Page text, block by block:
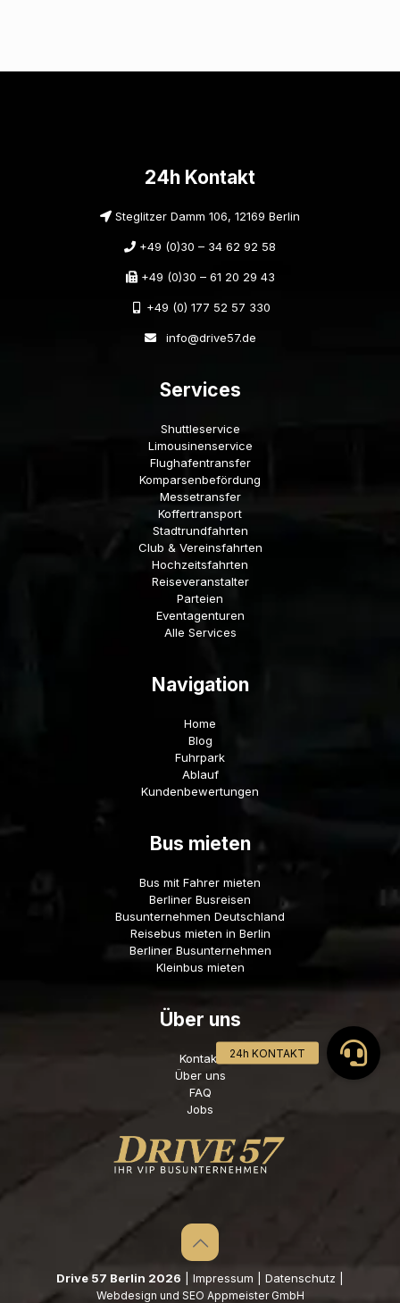
24h Kontakt
Steglitzer Damm 106, 12169 Berlin
+49 (0)30 – 34 62 92 58
+49 (0)30 – 61 20 29 43
+49 (0) 177 52 57 330
info@drive57.de
Services
Shuttleservice
Limousinenservice
Flughafentransfer
Komparsenbefördung
Messetransfer
Koffertransport
Stadtrundfahrten
Club & Vereinsfahrten
Hochzeitsfahrten
Reiseveranstalter
Parteien
Eventagenturen
Alle Services
Navigation
Home
Blog
Fuhrpark
Ablauf
Kundenbewertungen
Bus mieten
Bus mit Fahrer mieten
Berliner Busreisen
Busunternehmen Deutschland
Reisebus mieten in Berlin
Berliner Busunternehmen
Kleinbus mieten
Über uns
Kontakt
Über uns
FAQ
Jobs
Drive 57 Berlin 2026 Impressum Datenschutz
Webdesign und SEO Appmeister GmbH